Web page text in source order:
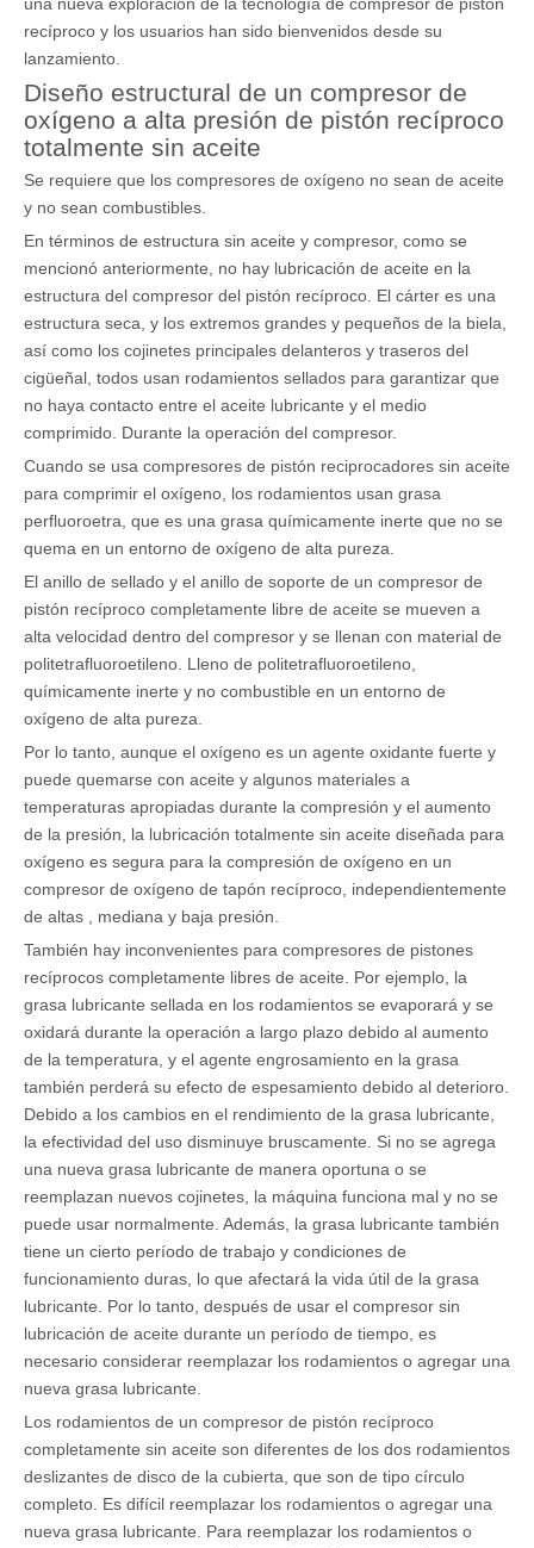
recíproco y los usuarios han sido bienvenidos desde su
lanzamiento.
Diseño estructural de un compresor de
oxígeno a alta presión de pistón recíproco
totalmente sin aceite
Se requiere que los compresores de oxígeno no sean de aceite
y no sean combustibles.
En términos de estructura sin aceite y compresor, como se
mencionó anteriormente, no hay lubricación de aceite en la
estructura del compresor del pistón recíproco. El cárter es una
estructura seca, y los extremos grandes y pequeños de la biela,
así como los cojinetes principales delanteros y traseros del
cigüeñal, todos usan rodamientos sellados para garantizar que
no haya contacto entre el aceite lubricante y el medio
comprimido. Durante la operación del compresor.
Cuando se usa compresores de pistón reciprocadores sin aceite
para comprimir el oxígeno, los rodamientos usan grasa
perfluoroetra, que es una grasa químicamente inerte que no se
quema en un entorno de oxígeno de alta pureza.
El anillo de sellado y el anillo de soporte de un compresor de
pistón recíproco completamente libre de aceite se mueven a
alta velocidad dentro del compresor y se llenan con material de
politetrafluoroetileno. Lleno de politetrafluoroetileno,
químicamente inerte y no combustible en un entorno de
oxígeno de alta pureza.
Por lo tanto, aunque el oxígeno es un agente oxidante fuerte y
puede quemarse con aceite y algunos materiales a
temperaturas apropiadas durante la compresión y el aumento
de la presión, la lubricación totalmente sin aceite diseñada para
oxígeno es segura para la compresión de oxígeno en un
compresor de oxígeno de tapón recíproco, independientemente
de altas , mediana y baja presión.
También hay inconvenientes para compresores de pistones
recíprocos completamente libres de aceite. Por ejemplo, la
grasa lubricante sellada en los rodamientos se evaporará y se
oxidará durante la operación a largo plazo debido al aumento
de la temperatura, y el agente engrosamiento en la grasa
también perderá su efecto de espesamiento debido al deterioro.
Debido a los cambios en el rendimiento de la grasa lubricante,
la efectividad del uso disminuye bruscamente. Si no se agrega
una nueva grasa lubricante de manera oportuna o se
reemplazan nuevos cojinetes, la máquina funciona mal y no se
puede usar normalmente. Además, la grasa lubricante también
tiene un cierto período de trabajo y condiciones de
funcionamiento duras, lo que afectará la vida útil de la grasa
lubricante. Por lo tanto, después de usar el compresor sin
lubricación de aceite durante un período de tiempo, es
necesario considerar reemplazar los rodamientos o agregar una
nueva grasa lubricante.
Los rodamientos de un compresor de pistón recíproco
completamente sin aceite son diferentes de los dos rodamientos
deslizantes de disco de la cubierta, que son de tipo círculo
completo. Es difícil reemplazar los rodamientos o agregar una
nueva grasa lubricante. Para reemplazar los rodamientos o